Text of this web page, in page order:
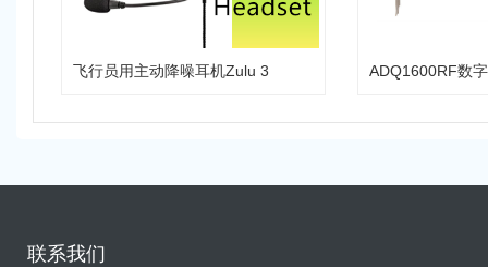
飞行员用主动降噪耳机Zulu 3
联系我们